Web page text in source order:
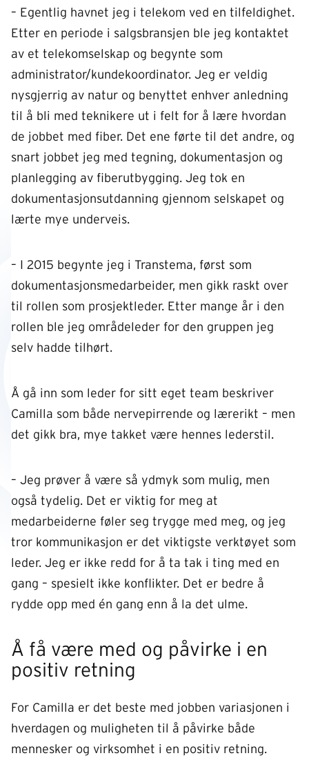
– Egentlig havnet jeg i telekom ved en tilfeldighet.
Etter en periode i salgsbransjen ble jeg kontaktet
av et telekomselskap og begynte som
administrator/kundekoordinator. Jeg er veldig
nysgjerrig av natur og benyttet enhver anledning
til å bli med teknikere ut i felt for å lære hvordan
de jobbet med fiber. Det ene førte til det andre, og
snart jobbet jeg med tegning, dokumentasjon og
planlegging av fiberutbygging. Jeg tok en
dokumentasjonsutdanning gjennom selskapet og
lærte mye underveis.
– I 2015 begynte jeg i Transtema, først som
dokumentasjonsmedarbeider, men gikk raskt over
til rollen som prosjektleder. Etter mange år i den
rollen ble jeg områdeleder for den gruppen jeg
selv hadde tilhørt.
Å gå inn som leder for sitt eget team beskriver
Camilla som både nervepirrende og lærerikt – men
det gikk bra, mye takket være hennes lederstil.
– Jeg prøver å være så ydmyk som mulig, men
også tydelig. Det er viktig for meg at
medarbeiderne føler seg trygge med meg, og jeg
tror kommunikasjon er det viktigste verktøyet som
leder. Jeg er ikke redd for å ta tak i ting med en
gang – spesielt ikke konflikter. Det er bedre å
rydde opp med én gang enn å la det ulme.
Å få være med og påvirke i en
positiv retning
For Camilla er det beste med jobben variasjonen i
hverdagen og muligheten til å påvirke både
mennesker og virksomhet i en positiv retning.